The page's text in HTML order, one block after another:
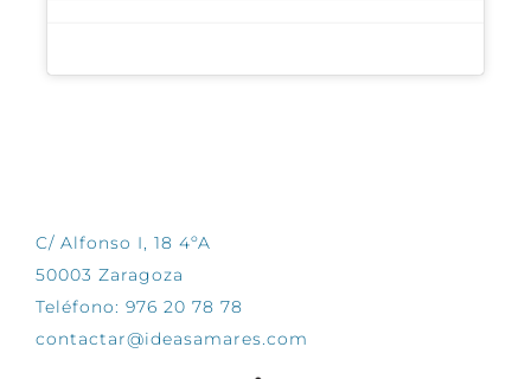
C/ Alfonso I, 18 4ºA
50003 Zaragoza
Teléfono: 976 20 78 78
contactar@ideasamares.com